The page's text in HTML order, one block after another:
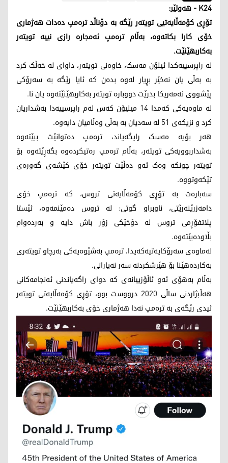
K24 - هەولێر:
تۆڕی کۆمەڵایەتیی تویتەر رێگە بە دۆناڵد ترەمپ دەدات هەژماری
خۆی کارا بکاتەوە، بەڵام ترەمپ ئەمجارە رازی نییە تویتەر
بەکاربهێنێت.
لە راپرسییەکدا ئیلۆن مەسک، خاوەنی تویتەر، داوای لە خەڵک کرد
بە بەڵی یان نەخێر بڕیار لەوە بدەن کە ئایا رێگە بە سەرۆکی
پێشووی ئەمەریکا بدرێت دووبارە تویتەر بەکاربهێنێتەوە یان نا.
لە ماوەیەکی کەمدا 14 میلیۆن کەس لەم راپرسییەدا بەشداریان
کرد و نزیکەی 51 لە سەدیان بە بەڵی وەڵامیان دایەوە.
هەر بۆیە مەسک رایگەیاند، ترەمپ دەتوانێت ببێتەوە
بەشداربوویەکی تویتەر، بەڵام ترەمپ رەتیکردەوە بگەڕێتەوە بۆ
تویتەر چونکە وەک ئەو دەڵێت تویتەر خۆی کێشەی گەورەی
تێکەوتووە.
سەبارەت بە تۆڕی کۆمەڵایەتی تروس، کە ترەمپ خۆی
دامەزرێنەرێتی، ناوبراو گوتی: لە تروس دەمێنمەوە، ئێستا
پلاتفۆڕمی تروس لە دۆخێکی زۆر باش دایە و بەردەوام
بڵاودەبێتەوە.
لەماوەی سەرۆکایەتیەکەیدا، ترەمپ بەشێوەیەکی بەرچاو تویتەری
بەکاردەهێنا بۆ هێرشکردنە سەر نەیارانی.
بەڵام بەهۆی ئەو ئاڵۆزییانەی کە دوای راگەیاندنی ئەنجامەکانی
هەڵبژاردنی ساڵی 2020 درووست بوو، تۆڕی کۆمەڵایەتی تویتەر
ئیدی رێگەی بە ترەمپ نەدا هەژماری خۆی بەکاربهێنێت.